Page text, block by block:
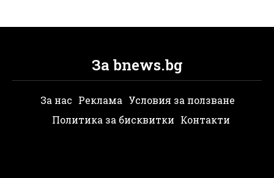
За bnews.bg
За нас Реклама Условия за ползване
Политика за бисквитки Контакти